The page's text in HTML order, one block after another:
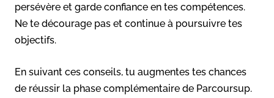
persévère et garde confiance en tes compétences.
Ne te décourage pas et continue à poursuivre tes
objectifs.
En suivant ces conseils, tu augmentes tes chances
de réussir la phase complémentaire de Parcoursup.